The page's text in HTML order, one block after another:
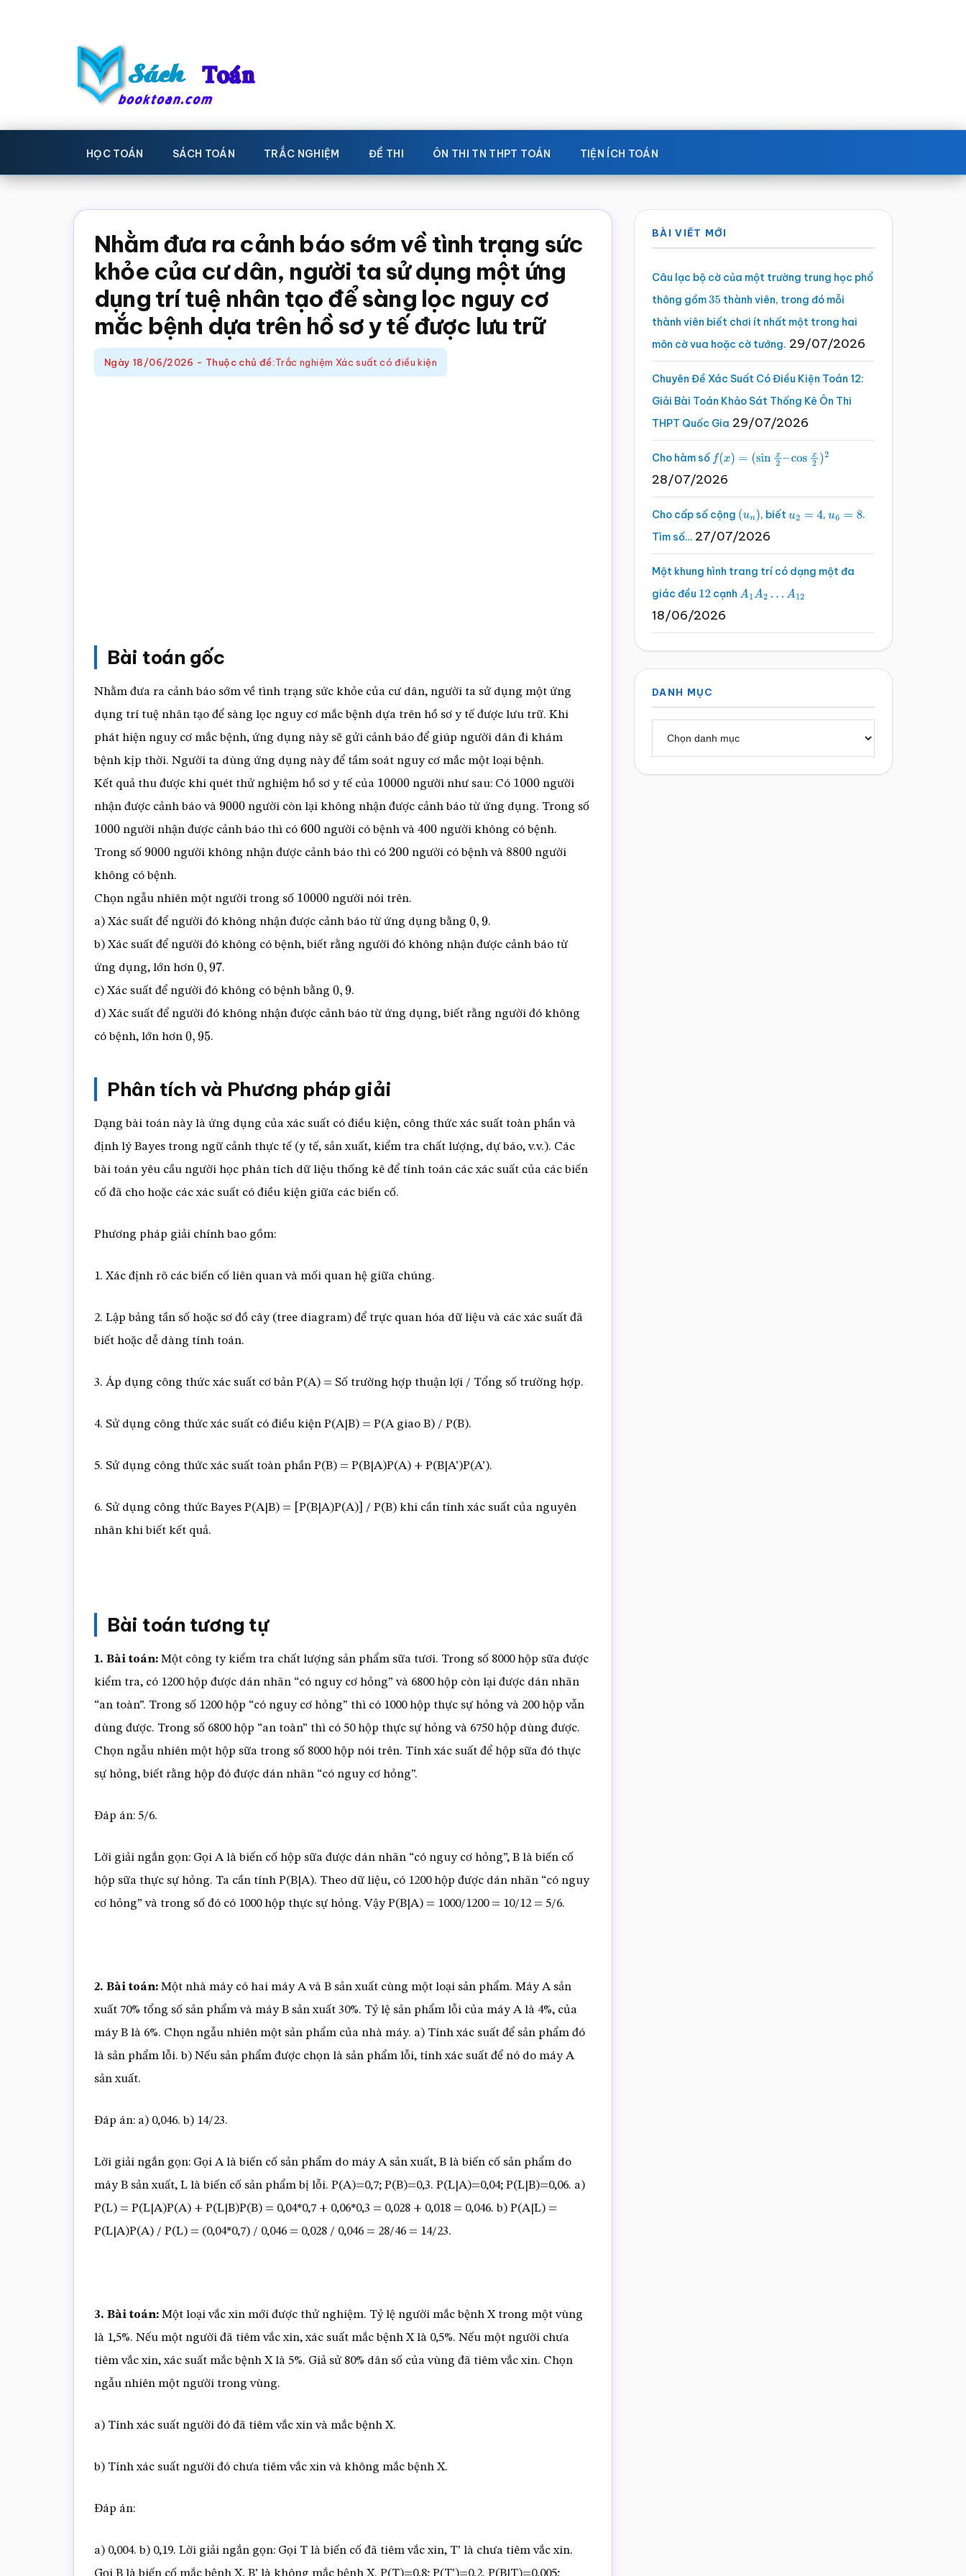
Sách
Toán
-
Học
toán
Học
toán,
toán,
Sách
giáo
khoa
Toán,
trắc
nghiệm
Toán
HỌC TOÁN SÁCH TOÁN TRẮC NGHIỆM ĐỀ THI ÔN THI TN THPT TOÁN TIỆN ÍCH TOÁN
Nhằm đưa ra cảnh báo sớm về tình trạng sức
khỏe của cư dân, người ta sử dụng một ứng
dụng trí tuệ nhân tạo để sàng lọc nguy cơ
mắc bệnh dựa trên hồ sơ y tế được lưu trữ
Ngày 18/06/2026 - Thuộc chủ đề:Trắc nghiệm Xác suất có điều kiện
Bài toán gốc
Nhằm đưa ra cảnh báo sớm về tình trạng sức khỏe của cư dân, người ta sử dụng một ứng
dụng trí tuệ nhân tạo để sàng lọc nguy cơ mắc bệnh dựa trên hồ sơ y tế được lưu trữ. Khi
phát hiện nguy cơ mắc bệnh, ứng dụng này sẽ gửi cảnh báo để giúp người dân đi khám
bệnh kịp thời. Người ta dùng ứng dụng này để tầm soát nguy cơ mắc một loại bệnh.
Kết quả thu được khi quét thử nghiệm hồ sơ y tế của 10000 người như sau: Có 1000 người
nhận được cảnh báo và 9000 người còn lại không nhận được cảnh báo từ ứng dụng. Trong số
1000 người nhận được cảnh báo thì có600người có bệnh và 400người không có bệnh.
Trong số 9000 người không nhận được cảnh báo thì có 200người có bệnh và 8800 người
không có bệnh.
Chọn ngẫu nhiên một người trong số 10000 người nói trên.
a) Xác suất để người đó không nhận được cảnh báo từ ứng dụng bằng 0,9 .
b) Xác suất để người đó không có bệnh, biết rằng người đó không nhận được cảnh báo từ
ứng dụng, lớn hơn 0,97
.
c) Xác suất để người đó không có bệnh bằng 0,9 .
d) Xác suất để người đó không nhận được cảnh báo từ ứng dụng, biết rằng người đó không
có bệnh, lớn hơn 0,95 .
Phân tích và Phương pháp giải
Dạng bài toán này là ứng dụng của xác suất có điều kiện, công thức xác suất toàn phần và
định lý Bayes trong ngữ cảnh thực tế (y tế, sản xuất, kiểm tra chất lượng, dự báo, v.v.). Các
bài toán yêu cầu người học phân tích dữ liệu thống kê để tính toán các xác suất của các biến
cố đã cho hoặc các xác suất có điều kiện giữa các biến cố.
Phương pháp giải chính bao gồm:
1. Xác định rõ các biến cố liên quan và mối quan hệ giữa chúng.
2. Lập bảng tần số hoặc sơ đồ cây (tree diagram) để trực quan hóa dữ liệu và các xác suất đã
biết hoặc dễ dàng tính toán.
3. Áp dụng công thức xác suất cơ bản P(A) = Số trường hợp thuận lợi / Tổng số trường hợp.
4. Sử dụng công thức xác suất có điều kiện P(A|B) = P(A giao B) / P(B).
5. Sử dụng công thức xác suất toàn phần P(B) = P(B|A)P(A) + P(B|A’)P(A’).
6. Sử dụng công thức Bayes P(A|B) = [P(B|A)P(A)] / P(B) khi cần tính xác suất của nguyên
nhân khi biết kết quả.
Bài toán tương tự
1. Bài toán: Một công ty kiểm tra chất lượng sản phẩm sữa tươi. Trong số 8000 hộp sữa được
kiểm tra, có 1200 hộp được dán nhãn “có nguy cơ hỏng” và 6800 hộp còn lại được dán nhãn
“an toàn”. Trong số 1200 hộp “có nguy cơ hỏng” thì có 1000 hộp thực sự hỏng và 200 hộp vẫn
dùng được. Trong số 6800 hộp “an toàn” thì có 50 hộp thực sự hỏng và 6750 hộp dùng được.
Chọn ngẫu nhiên một hộp sữa trong số 8000 hộp nói trên. Tính xác suất để hộp sữa đó thực
sự hỏng, biết rằng hộp đó được dán nhãn “có nguy cơ hỏng”.
Đáp án: 5/6.
Lời giải ngắn gọn: Gọi A là biến cố hộp sữa được dán nhãn “có nguy cơ hỏng”, B là biến cố
hộp sữa thực sự hỏng. Ta cần tính P(B|A). Theo dữ liệu, có 1200 hộp được dán nhãn “có nguy
cơ hỏng” và trong số đó có 1000 hộp thực sự hỏng. Vậy P(B|A) = 1000/1200 = 10/12 = 5/6.
2. Bài toán: Một nhà máy có hai máy A và B sản xuất cùng một loại sản phẩm. Máy A sản
xuất 70% tổng số sản phẩm và máy B sản xuất 30%. Tỷ lệ sản phẩm lỗi của máy A là 4%, của
máy B là 6%. Chọn ngẫu nhiên một sản phẩm của nhà máy. a) Tính xác suất để sản phẩm đó
là sản phẩm lỗi. b) Nếu sản phẩm được chọn là sản phẩm lỗi, tính xác suất để nó do máy A
sản xuất.
Đáp án: a) 0,046. b) 14/23.
Lời giải ngắn gọn: Gọi A là biến cố sản phẩm do máy A sản xuất, B là biến cố sản phẩm do
máy B sản xuất, L là biến cố sản phẩm bị lỗi. P(A)=0,7; P(B)=0,3. P(L|A)=0,04; P(L|B)=0,06. a)
P(L) = P(L|A)P(A) + P(L|B)P(B) = 0,04*0,7 + 0,06*0,3 = 0,028 + 0,018 = 0,046. b) P(A|L) =
P(L|A)P(A) / P(L) = (0,04*0,7) / 0,046 = 0,028 / 0,046 = 28/46 = 14/23.
3. Bài toán: Một loại vắc xin mới được thử nghiệm. Tỷ lệ người mắc bệnh X trong một vùng
là 1,5%. Nếu một người đã tiêm vắc xin, xác suất mắc bệnh X là 0,5%. Nếu một người chưa
tiêm vắc xin, xác suất mắc bệnh X là 5%. Giả sử 80% dân số của vùng đã tiêm vắc xin. Chọn
ngẫu nhiên một người trong vùng.
a) Tính xác suất người đó đã tiêm vắc xin và mắc bệnh X.
b) Tính xác suất người đó chưa tiêm vắc xin và không mắc bệnh X.
Đáp án:
a) 0,004. b) 0,19. Lời giải ngắn gọn: Gọi T là biến cố đã tiêm vắc xin, T’ là chưa tiêm vắc xin.
Gọi B là biến cố mắc bệnh X, B’ là không mắc bệnh X. P(T)=0,8; P(T’)=0,2. P(B|T)=0,005;
Sidebar
chính
BÀI VIẾT MỚI
Câu lạc bộ cờ của một trường trung học phổ
thông gồm35 thành viên, trong đó mỗi
thành viên biết chơi ít nhất một trong hai
môn cờ vua hoặc cờ tướng. 29/07/2026
Chuyên Đề Xác Suất Có Điều Kiện Toán 12:
Giải Bài Toán Khảo Sát Thống Kê Ôn Thi
THPT Quốc Gia 29/07/2026
Cho hàm số f(x)=(sinx2 –cosx2 )2
28/07/2026
Cho cấp số cộng (un), biếtu2 =4 , u6 =8
.
Tìm số… 27/07/2026
Một khung hình trang trí có dạng một đa
giác đều 12 cạnh A1A2…A 12
18/06/2026
DANH MỤC